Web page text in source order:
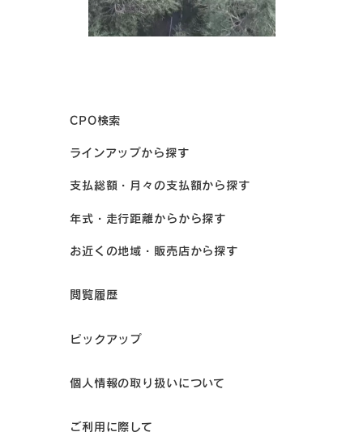
CPO検索
ラインアップから探す
支払総額・月々の支払額から探す
年式・走行距離からから探す
お近くの地域・販売店から探す
閲覧履歴
ピックアップ
個人情報の取り扱いについて
ご利用に際して